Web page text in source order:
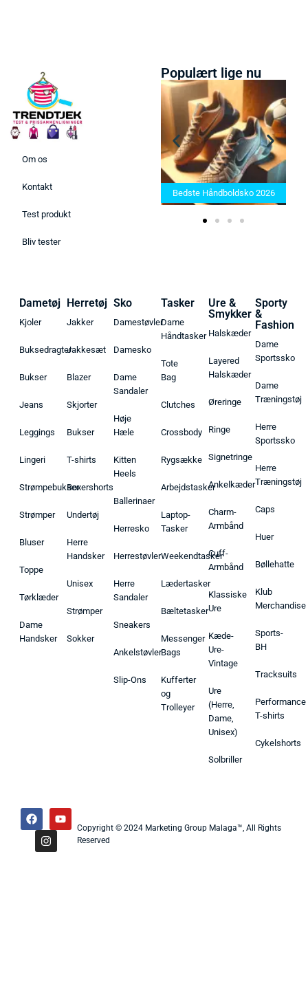
Om os
Kontakt
Test produkt
Bliv tester
Populært lige nu
Bedste Saunatæppe 2025 –
Find de bedste produkter her!
Bedste Håndboldsko 2026
Dametøj
Kjoler
Buksedragter
Bukser
Jeans
Leggings
Lingeri
Strømpebukser
Strømper
Bluser
Toppe
Tørklæder
Dame
Handsker
Herretøj
Jakker
Jakkesæt
Blazer
Skjorter
Bukser
T-shirts
Boxershorts
Undertøj
Herre
Handsker
Unisex
Strømper
Sokker
Sko
Damestøvler
Damesko
Dame
Sandaler
Høje
Hæle
Kitten
Heels
Ballerinaer
Herresko
Herrestøvler
Herre
Sandaler
Sneakers
Ankelstøvler
Slip-Ons
Tasker
Dame
Håndtasker
Tote
Bag
Clutches
Crossbody
Rygsække
Arbejdstasker
Laptop-
Tasker
Weekendtasker
Lædertasker
Bæltetasker
Messenger
Bags
Kufferter
og
Trolleyer
Ure &
Smykker
Halskæder
Layered
Halskæder
Øreringe
Ringe
Signetringe
Ankelkæder
Charm-
Armbånd
Cuff-
Armbånd
Klassiske
Ure
Kæde-
Ure-
Vintage
Ure
(Herre,
Dame,
Unisex)
Solbriller
Sporty
&
Fashion
Dame
Sportssko
Dame
Træningstøj
Herre
Sportssko
Herre
Træningstøj
Caps
Huer
Bøllehatte
Klub
Merchandise
Sports-
BH
Tracksuits
Performance
T-shirts
Cykelshorts
Copyright © 2024 Marketing Group Malaga™, All Rights
Reserved